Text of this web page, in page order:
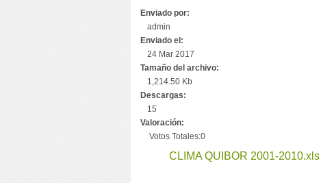
Enviado por:
admin
Enviado el:
24 Mar 2017
Tamaño del archivo:
1,214.50 Kb
Descargas:
15
Valoración:
Votos Totales:0
CLIMA QUIBOR 2001-2010.xls